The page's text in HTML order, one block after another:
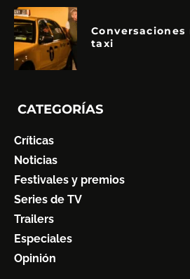
taxi
CATEGORÍAS
Críticas
Noticias
Festivales y premios
Series de TV
Trailers
Especiales
Opinión